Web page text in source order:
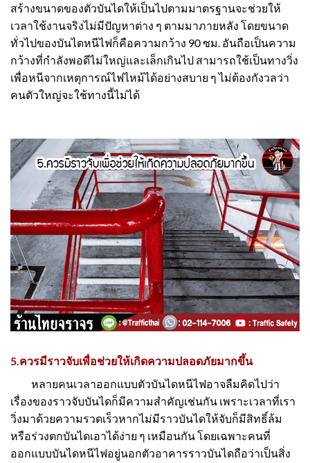
สร้างขนาดของตัวบันไดให้เป็นไปตามมาตรฐานจะช่วยให้
เวลาใช้งานจริงไม่มีปัญหาต่าง ๆ ตามมาภายหลัง โดยขนาด
ทั่วไปของบันไดหนีไฟก็คือความกว้าง 90 ซม. อันถือเป็นความ
กว้างที่กำลังพอดีไม่ใหญ่และเล็กเกินไป สามารถใช้เป็นทางวิ่ง
เพื่อหนีจากเหตุการณ์ไฟไหม้ได้อย่างสบาย ๆ ไม่ต้องกังวลว่า
คนตัวใหญ่จะใช้ทางนี้ไม่ได้
5.ควรมีราวจับเพื่อช่วยให้เกิดความปลอดภัยมากขึ้น
หลายคนเวลาออกแบบตัวบันไดหนีไฟอาจลืมคิดไปว่า
เรื่องของราวจับบันไดก็มีความสำคัญเช่นกัน เพราะเวลาที่เรา
วิ่งมาด้วยความรวดเร็วหากไม่มีราวบันไดให้จับก็มีสิทธิ์ล้ม
หรือร่วงตกบันไดเอาได้ง่าย ๆ เหมือนกัน โดยเฉพาะคนที่
ออกแบบบันไดหนีไฟอยู่นอกตัวอาคารราวบันไดถือว่าเป็นสิ่ง